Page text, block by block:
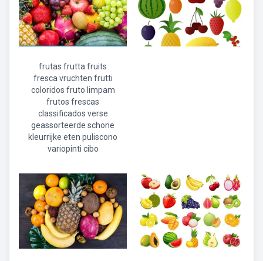
frutas frutta fruits
fresca vruchten frutti
coloridos fruto limpam
frutos frescas
classificados verse
geassorteerde schone
kleurrijke eten puliscono
variopinti cibo